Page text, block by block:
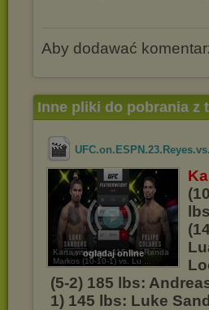
Aby dodawać
Inne pliki do pobrania z
oglądaj online
Karta wstępna: 115 lbs: Randa
Markos (10-10-1) vs. Lu ...
(5-2) 185 lbs:
1) 145 lbs: Luke